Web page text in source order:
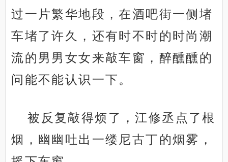
过一片繁华地段，在酒吧街一侧堵
车堵了许久，还有时不时的时尚潮
流的男男女女来敲车窗，醉醺醺的
问能不能认识一下。
被反复敲得烦了，江修丞点了根
烟，幽幽吐出一缕尼古丁的烟雾，